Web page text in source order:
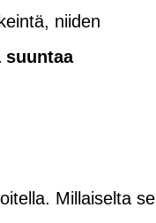
niiden
suuntaa
Millaiselta se